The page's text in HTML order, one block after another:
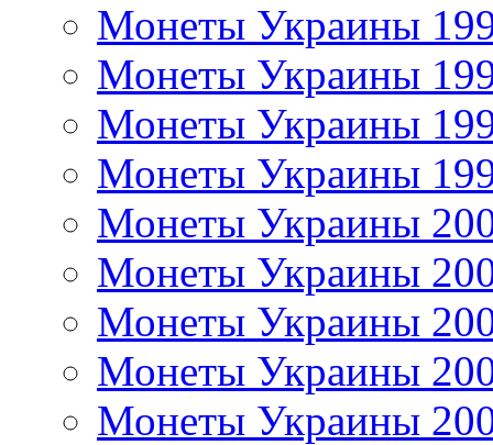
Монеты Украины
Монеты Украины
Монеты Украины
Монеты Украины
Монеты Украины
Монеты Украины
Монеты Украины
Монеты Украины
Монеты Украины